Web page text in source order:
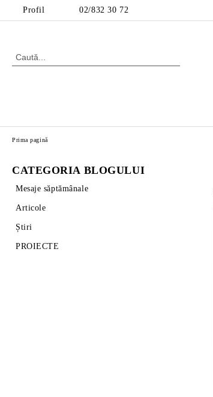
Profil 02/832 30 72
CATEGORIA BLOGULUI
Mesaje săptămânale
Articole
Știri
PROIECTE
Prima pagină